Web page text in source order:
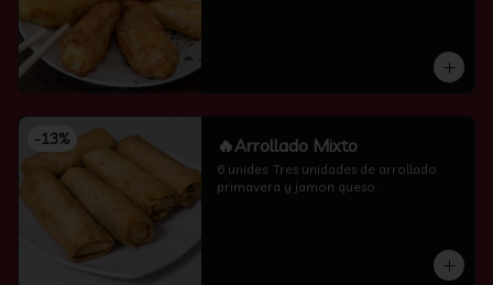
-13% 🔥Arrollado Mixto
6 unides. Tres unidades de arrollado
primavera y jamon queso.